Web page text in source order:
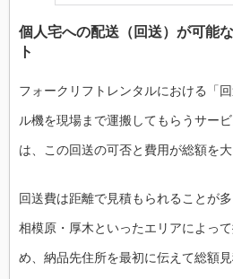
個人宅への配送（回送）が可能
ト
フォークリフトレンタルにおける「
ル機を現場まで運搬してもらうサー
は、この回送の可否と費用が総額を大
回送費は距離で見積もられることが
相模原・厚木といったエリアによっ
め、納品先住所を最初に伝えて総額